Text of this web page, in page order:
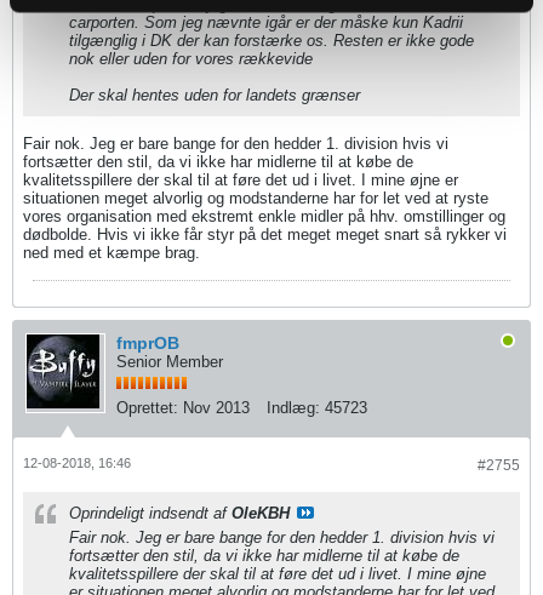
carporten. Som jeg nævnte igår er der måske kun Kadrii
tilgænglig i DK der kan forstærke os. Resten er ikke gode
nok eller uden for vores rækkevide
Der skal hentes uden for landets grænser
Fair nok. Jeg er bare bange for den hedder 1. division hvis vi
fortsætter den stil, da vi ikke har midlerne til at købe de
kvalitetsspillere der skal til at føre det ud i livet. I mine øjne er
situationen meget alvorlig og modstanderne har for let ved at ryste
vores organisation med ekstremt enkle midler på hhv. omstillinger og
dødbolde. Hvis vi ikke får styr på det meget meget snart så rykker vi
ned med et kæmpe brag.
fmprOB
Senior Member
Oprettet: Nov 2013 Indlæg: 45723
#2755
12-08-2018, 16:46
Oprindeligt indsendt af OleKBH
Fair nok. Jeg er bare bange for den hedder 1. division hvis vi
fortsætter den stil, da vi ikke har midlerne til at købe de
kvalitetsspillere der skal til at føre det ud i livet. I mine øjne